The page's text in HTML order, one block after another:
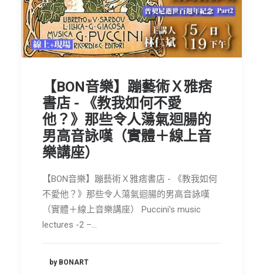
節慶長笛樂團
關於我們
SEARCH
【BON音樂】蹦藝術Ｘ雅痞
書店 - 《教我如何不愛
他？》那些令人蕩氣迴腸的
男高音詠嘆（實體＋線上音
樂講座）
【BON音樂】蹦藝術Ｘ雅痞書店 - 《教我如何
不愛他？》那些令人蕩氣迴腸的男高音詠嘆
（實體＋線上音樂講座） Puccini's music
lectures -2 –…
by BONART